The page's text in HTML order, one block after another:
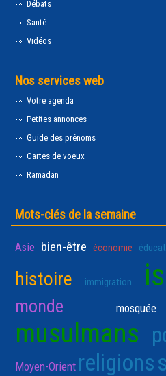
Débats
Santé
Vidéos
Nos services web
Votre agenda
Petites annonces
Guide des prénoms
Cartes de voeux
Ramadan
Mots-clés de la semaine
Asie bien-être économie
histoire immigration
monde mosquée
musulmans
Moyen-Orient religions